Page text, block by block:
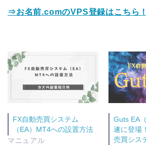
⇒お名前.comのVPS登録はこちら！
FX自動売買システム
（EA）MT4への設置方法
マニュアル
Guts EA
遂に登場
売買シス